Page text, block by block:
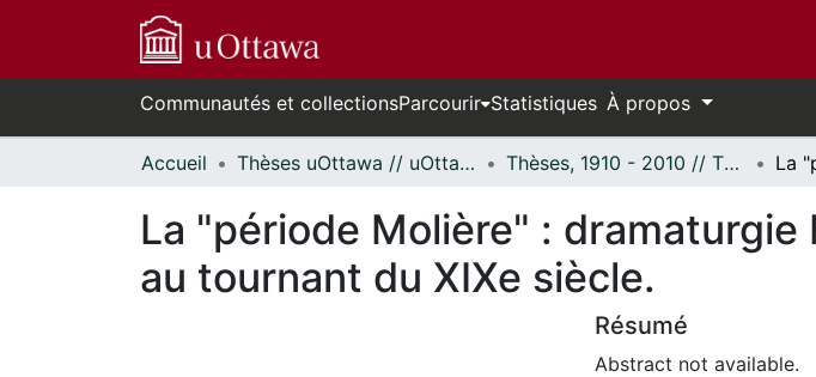
Communautés et collectionsParcourir Statistiques À propos
Accueil Thèses uOttawa // uOttawa Theses Thèses, 1910 - 2010 // Theses, 1910 - 2010
La "période Molière" :
au tournant du XIXe siècle.
Résumé
Abstract not available.